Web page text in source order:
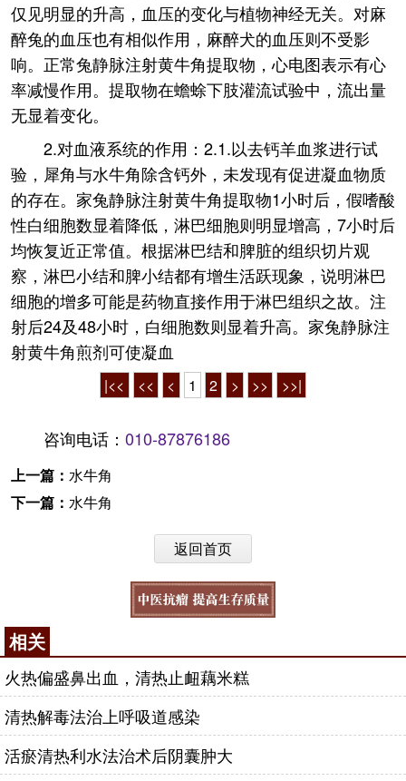
仅见明显的升高，血压的变化与植物神经无关。对麻
醉兔的血压也有相似作用，麻醉犬的血压则不受影
响。正常兔静脉注射黄牛角提取物，心电图表示有心
率减慢作用。提取物在蟾蜍下肢灌流试验中，流出量
无显着变化。
2.对血液系统的作用：2.1.以去钙羊血浆进行试
验，犀角与水牛角除含钙外，未发现有促进凝血物质
的存在。家兔静脉注射黄牛角提取物1小时后，假嗜酸
性白细胞数显着降低，淋巴细胞则明显增高，7小时后
均恢复近正常值。根据淋巴结和脾脏的组织切片观
察，淋巴小结和脾小结都有增生活跃现象，说明淋巴
细胞的增多可能是药物直接作用于淋巴组织之故。注
射后24及48小时，白细胞数则显着升高。家兔静脉注
射黄牛角煎剂可使凝血
|<< << < 1 2 > >> >>|
咨询电话： 010-87876186
上一篇： 水牛角
下一篇： 水牛角
返回首页
相关
火热偏盛鼻出血，清热止衄藕米糕
清热解毒法治上呼吸道感染
活瘀清热利水法治术后阴囊肿大